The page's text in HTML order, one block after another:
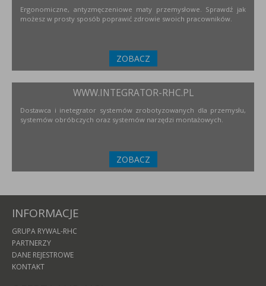
Ergonomiczne, antyzmęczeniowe maty przemysłowe. Sprawdź jak
możesz w prosty sposób poprawić zdrowie swoich pracowników.
ZOBACZ
WWW.INTEGRATOR-RHC.PL
Dostawca i inetegrator systemów zrobotyzowanych dla przemysłu,
systemów obróbczych oraz systemów narzędzi montażowych.
ZOBACZ
INFORMACJE
GRUPA RYWAL-RHC
PARTNERZY
DANE REJESTROWE
KONTAKT